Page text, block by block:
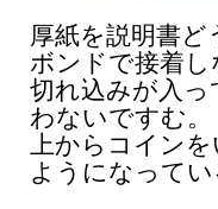
厚紙を説明書ど
ボンドで接着し
切れ込みが入
わないですむ。
上からコイン
ようになってい